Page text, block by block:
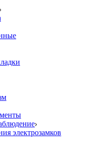
электрозамков